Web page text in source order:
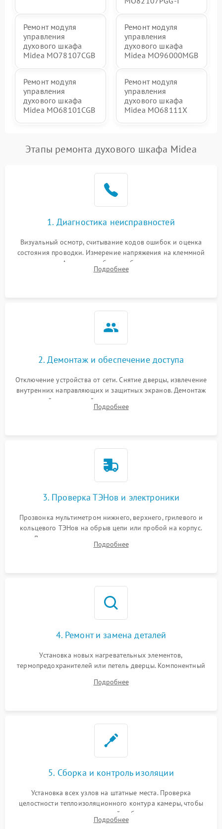
Ремонт модуля
управления
духового шкафа
Midea MO78107CGB
Ремонт модуля
управления
духового шкафа
Midea MO96000MGB
Ремонт модуля
управления
духового шкафа
Midea MO68101CGB
Ремонт модуля
управления
духового шкафа
Midea MO68111X
Этапы ремонта духового шкафа Midea
1. Диагностика неисправностей
Визуальный осмотр, считывание кодов ошибок и оценка
состояния проводки. Измерение напряжения на клеммной
колодке. Анализ жалоб на проблемы с нагревом,
конвекцией, панелью управления или блокировкой дверцы.
Подробнее
2. Демонтаж и обеспечение доступа
Отключение устройства от сети. Снятие дверцы, извлечение
внутренних направляющих и защитных экранов. Демонтаж
задней или верхней панели для прямого доступа к
нагревательным элементам, плате и вентиляторам.
Подробнее
3. Проверка ТЭНов и электроники
Прозвонка мультиметром нижнего, верхнего, грилевого и
кольцевого ТЭНов на обрыв цепи или пробой на корпус.
Диагностика термостата, датчиков температуры,
переключателя режимов и мотора конвекции.
Подробнее
4. Ремонт и замена деталей
Установка новых нагревательных элементов,
термопредохранителей или петель дверцы. Компонентный
выгоревших реле, восстановление контактов и замена
Подробнее
5. Сборка и контроль изоляции
Установка всех узлов на штатные места. Проверка
целостности теплоизоляционного контура камеры, чтобы
исключить перегрев кухонной мебели и потерю тепла.
Надежная фиксация клемм и сборка корпуса шкафа.
Подробнее